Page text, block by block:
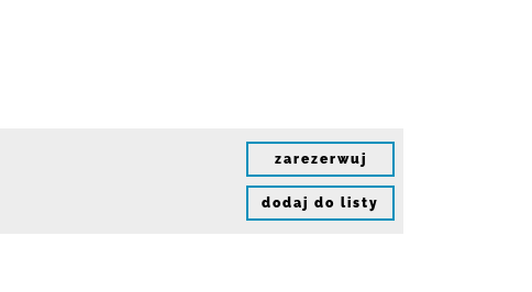
zarezerwuj
dodaj do listy